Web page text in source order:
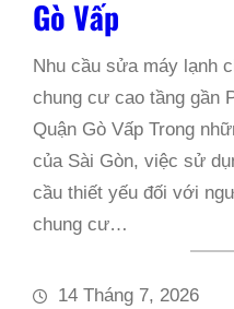
Gò Vấp
Nhu cầu sửa máy lạnh
chung cư cao tầng gần
Quận Gò Vấp Trong
của Sài Gòn, việc sử
cầu thiết yếu đối với
chung cư…
14 Tháng 7, 2026